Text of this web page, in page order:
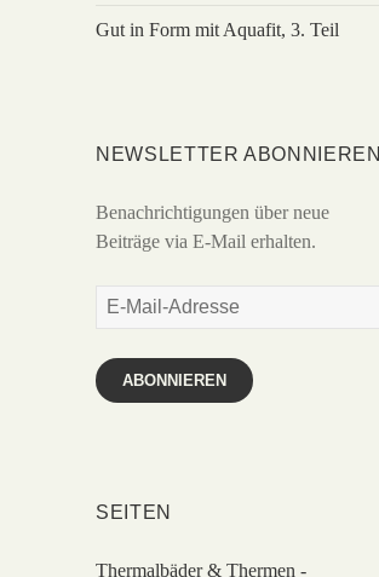
Gut in Form mit Aquafit, 3. Teil
NEWSLETTER ABONNIEREN
Benachrichtigungen über neue
Beiträge via E-Mail erhalten.
E-
Adresse
ABONNIEREN
SEITEN
Thermalbäder & Thermen -